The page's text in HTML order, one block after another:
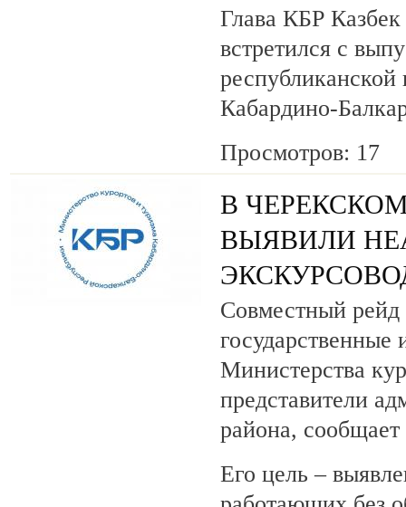
Глава КБР Казбек
встретился с
Кабардино-
Просмотров: 17
В
ВЫЯВИЛИ
Совместный рейд
государственные
Министерства
представители
района,
Его цель –